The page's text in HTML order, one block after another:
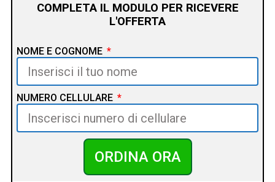
COMPLETA IL MODULO PER RICEVERE
L'OFFERTA
NOME E COGNOME
NUMERO CELLULARE
ORDINA ORA